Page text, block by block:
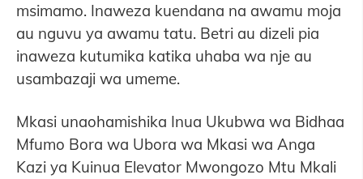
msimamo. Inaweza kuendana na awamu moja
au nguvu ya awamu tatu. Betri au dizeli pia
inaweza kutumika katika uhaba wa nje au
usambazaji wa umeme.
Mkasi unaohamishika Inua Ukubwa wa Bidhaa
Mfumo Bora wa Ubora wa Mkasi wa Anga
Kazi ya Kuinua Elevator Mwongozo Mtu Mkali